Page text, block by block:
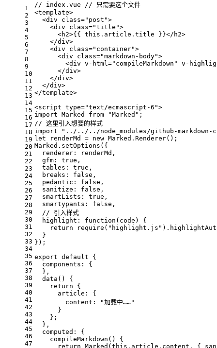
1
2
3
4
5
6
7
8
9
10
11
12
13
14
15
16
17
18
19
20
21
22
23
24
25
26
27
28
29
30
31
32
33
34
35
36
37
38
39
40
41
42
43
44
45
46
47
// index.vue // 只需要这个文件
<template>
  <div class="post">
    <div class="title">
      <h2>{{ this.article.title }}</h2>
    </div>
    <div class="container">
      <div class="markdown-body">
<div v-html="compileMarkdown" v-
      </div>
    </div>
  </div>
</template>
<script type="text/ecmascript-6">
import Marked from "Marked";
// 这里引入想要的样式
import "../../../node_modules/github-markdown-
let renderMd = new Marked.Renderer();
Marked.setOptions({
  renderer: renderMd,
  gfm: true,
  tables: true,
  breaks: false,
  pedantic: false,
  sanitize: false,
  smartLists: true,
  smartypants: false,
  // 引入样式
  highlight: function(code) {
return
  }
});
export default {
  components: {
  },
  data() {
    return {
      article: {
        content: "加载中……"
      }
    };
  },
  computed: {
    compileMarkdown() {
return Marked(this.article.content, {